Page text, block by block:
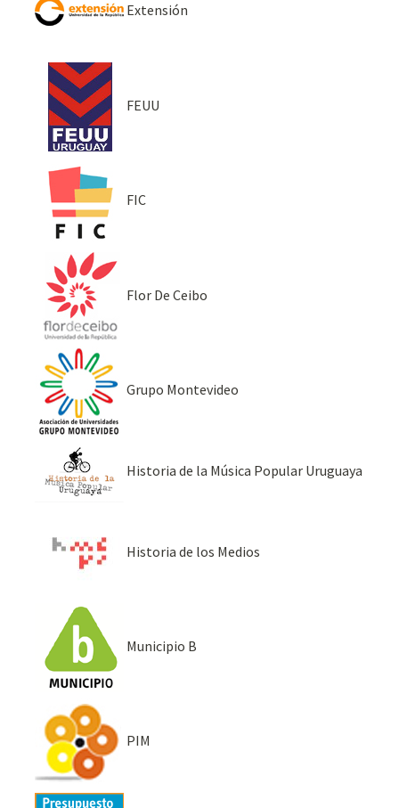
Extensión
FEUU
FIC
Flor De Ceibo
Grupo Montevideo
Historia de la Música Popular Uruguaya
Historia de los Medios
Municipio B
PIM